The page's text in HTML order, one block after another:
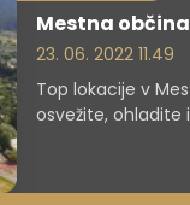
Mestna
23. 06. 2022 11.49
Top lokacije v
osvežite, ohladite